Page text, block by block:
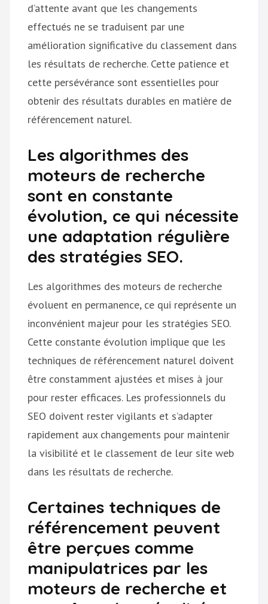
d’attente avant que les changements
effectués ne se traduisent par une
amélioration significative du classement dans
les résultats de recherche. Cette patience et
cette persévérance sont essentielles pour
obtenir des résultats durables en matière de
référencement naturel.
Les algorithmes des
moteurs de recherche
sont en constante
évolution, ce qui nécessite
une adaptation régulière
des stratégies SEO.
Les algorithmes des moteurs de recherche
évoluent en permanence, ce qui représente un
inconvénient majeur pour les stratégies SEO.
Cette constante évolution implique que les
techniques de référencement naturel doivent
être constamment ajustées et mises à jour
pour rester efficaces. Les professionnels du
SEO doivent rester vigilants et s’adapter
rapidement aux changements pour maintenir
la visibilité et le classement de leur site web
dans les résultats de recherche.
Certaines techniques de
référencement peuvent
être perçues comme
manipulatrices par les
moteurs de recherche et